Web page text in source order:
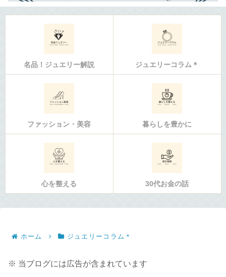
名品！ジュエリー解説 ジュエリーコラム＊
ファッション・美容 暮らしを豊かに
心を整える 30代お金の話
ホーム ジュエリーコラム＊
※ 当ブログには広告が含まれています